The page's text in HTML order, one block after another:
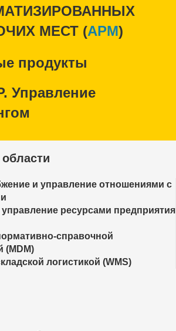
МЕСТ (APM)
продукты
Управление
и управление отношениями с
ресурсами предприятия
справочной
(MDM)
логистикой (WMS)